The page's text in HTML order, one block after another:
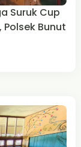
Suruk Cup
Polsek Bunut